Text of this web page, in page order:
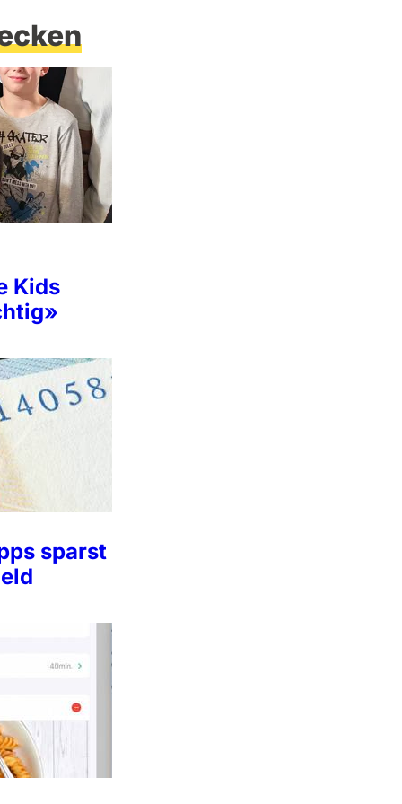
Kids
sparst